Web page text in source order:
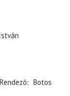
Rendező
Botos